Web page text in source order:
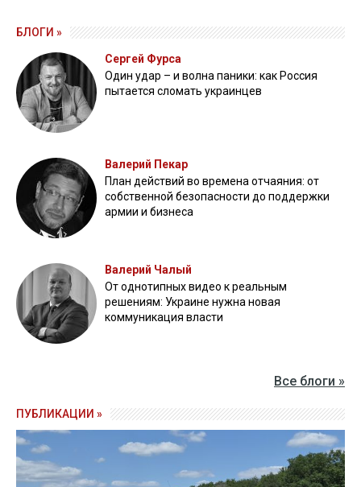
БЛОГИ »
Сергей Фурса
Один удар – и волна паники: как Россия
пытается сломать украинцев
Валерий Пекар
План действий во времена отчаяния: от
собственной безопасности до поддержки
армии и бизнеса
Валерий Чалый
От однотипных видео к реальным
решениям: Украине нужна новая
коммуникация власти
Все блоги »
ПУБЛИКАЦИИ »